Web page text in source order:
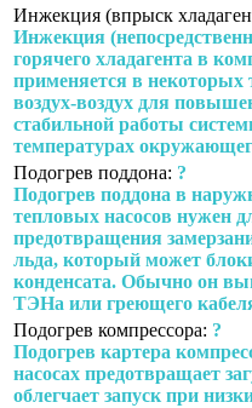
Инжекция (впрыск
Инжекция
горячего хладагента в
применяется в некоторых
воздух-воздух для
стабильной работы
температурах
Подогрев поддона: ?
Подогрев поддона в
тепловых насосов нужен
предотвращения
льда, который может
конденсата. Обычно он
ТЭНа или греющего
Подогрев компрессора: ?
Подогрев картера
насосах предотвращает
облегчает запуск при